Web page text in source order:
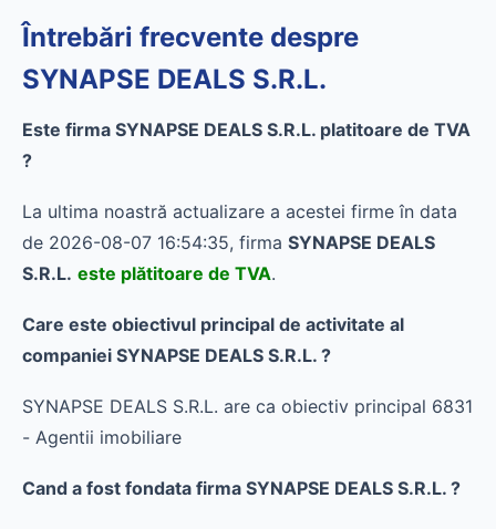
Întrebări frecvente despre
SYNAPSE DEALS S.R.L.
Este firma SYNAPSE DEALS S.R.L. platitoare de TVA
?
La ultima noastră actualizare a acestei firme în data
de 2026-08-07 16:54:35, firma SYNAPSE DEALS
S.R.L. este plătitoare de TVA.
Care este obiectivul principal de activitate al
companiei SYNAPSE DEALS S.R.L. ?
SYNAPSE DEALS S.R.L. are ca obiectiv principal 6831
- Agentii imobiliare
Cand a fost fondata firma SYNAPSE DEALS S.R.L. ?